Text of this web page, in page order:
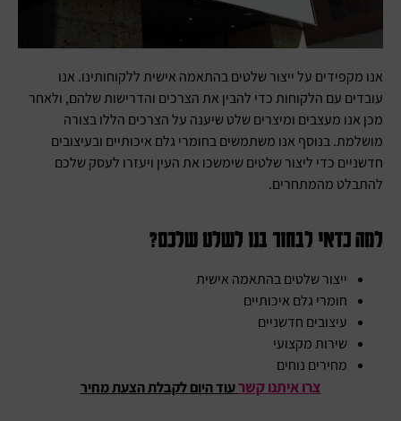
אנו מקפידים על ייצור שלטים בהתאמה אישית ללקוחותינו. אנו
עובדים עם הלקוחות כדי להבין את הצרכים והדרישות שלהם, ולאחר
מכן אנו מעצבים ומיצרים שלט שיענה על הצרכים הללו בצורה
מושלמת. בנוסף אנו משתמשים בחומרי גלם איכותיים ובעיצובים
חדשניים כדי ליצור שלטים שימשכו את העין ויעזרו לעסק שלכם
להתבלט מהמתחרים.
למה כדאי לבחור בנו לשלט שלכם?
ייצור שלטים בהתאמה אישית
חומרי גלם איכותיים
עיצובים חדשניים
שירות מקצועי
מחירים נוחים
צרו איתנו קשרעוד היום לקבלת הצעת מחיר